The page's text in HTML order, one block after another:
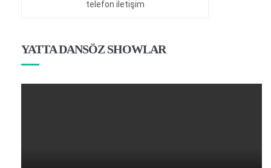
telefon iletişim
YATTA DANSÖZ SHOWLAR